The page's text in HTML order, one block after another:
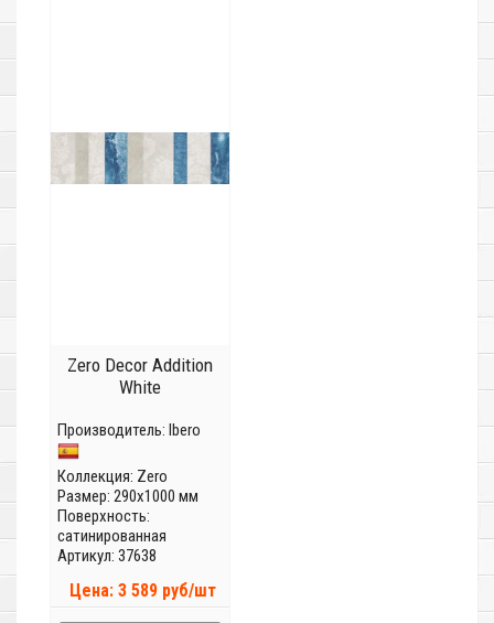
Zero Decor Addition
White
Производитель: Ibero
Коллекция: Zero
Размер: 290x1000 мм
Поверхность:
сатинированная
Артикул: 37638
Цена: 3 589 руб/шт